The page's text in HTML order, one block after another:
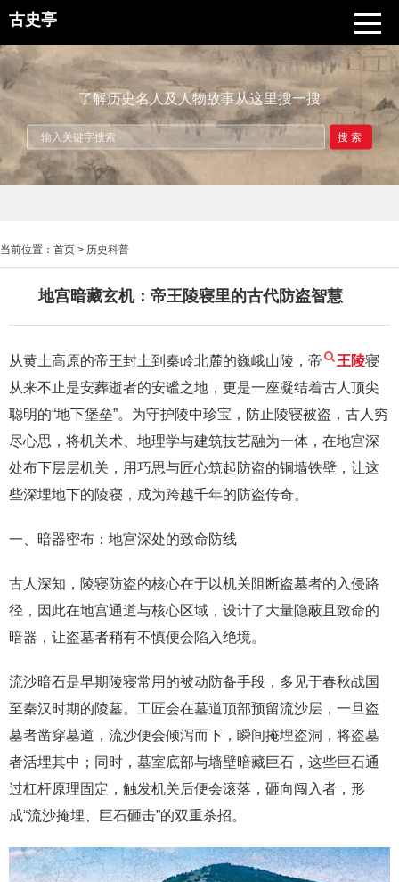
古史亭
了解历史名人及人物故事从这里搜一搜
搜索
当前位置： 首页 > 历史科普
地宫暗藏玄机：帝王陵寝里的古代防盗智慧
从黄土高原的帝王封土到秦岭北麓的巍峨山陵，帝 王陵寝
从来不止是安葬逝者的安谧之地，更是一座凝结着古人顶尖
聪明的“地下堡垒”。为守护陵中珍宝，防止陵寝被盗，古人穷
尽心思，将机关术、地理学与建筑技艺融为一体，在地宫深
处布下层层机关，用巧思与匠心筑起防盗的铜墙铁壁，让这
些深埋地下的陵寝，成为跨越千年的防盗传奇。
一、暗器密布：地宫深处的致命防线
古人深知，陵寝防盗的核心在于以机关阻断盗墓者的入侵路
径，因此在地宫通道与核心区域，设计了大量隐蔽且致命的
暗器，让盗墓者稍有不慎便会陷入绝境。
流沙暗石是早期陵寝常用的被动防备手段，多见于春秋战国
至秦汉时期的陵墓。工匠会在墓道顶部预留流沙层，一旦盗
墓者凿穿墓道，流沙便会倾泻而下，瞬间掩埋盗洞，将盗墓
者活埋其中；同时，墓室底部与墙壁暗藏巨石，这些巨石通
过杠杆原理固定，触发机关后便会滚落，砸向闯入者，形
成“流沙掩埋、巨石砸击”的双重杀招。